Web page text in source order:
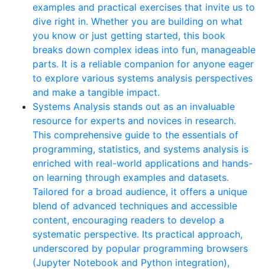
examples and practical exercises that invite us to
dive right in. Whether you are building on what
you know or just getting started, this book
breaks down complex ideas into fun, manageable
parts. It is a reliable companion for anyone eager
to explore various systems analysis perspectives
and make a tangible impact.
Systems Analysis stands out as an invaluable
resource for experts and novices in research.
This comprehensive guide to the essentials of
programming, statistics, and systems analysis is
enriched with real-world applications and hands-
on learning through examples and datasets.
Tailored for a broad audience, it offers a unique
blend of advanced techniques and accessible
content, encouraging readers to develop a
systematic perspective. Its practical approach,
underscored by popular programming browsers
(Jupyter Notebook and Python integration),